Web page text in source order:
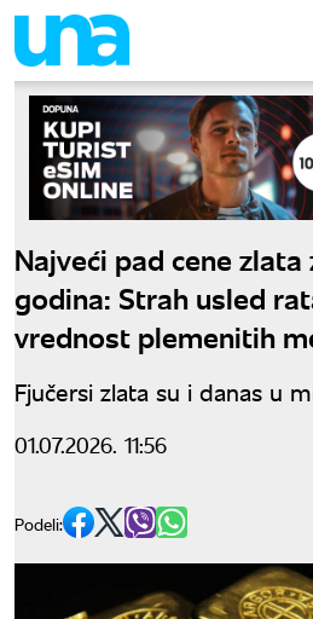
Najveći pad cene
godina: Strah usled
vrednost plemenitih
Fjučersi zlata su i danas u
01.07.2026. 11:56
Podeli: